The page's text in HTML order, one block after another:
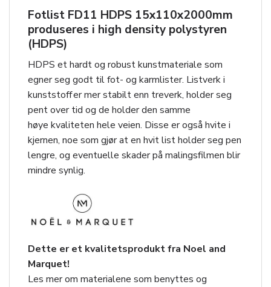
Fotlist FD11 HDPS 15x110x2000mm
produseres i high density polystyren
(HDPS)
HDPS et hardt og robust kunstmateriale som
egner seg godt til fot- og karmlister. Listverk i
kunststoff er mer stabilt enn treverk, holder seg
pent over tid og de holder den samme
høye kvaliteten hele veien. Disse er også hvite i
kjernen, noe som gjør at en hvit list holder seg pen
lengre, og eventuelle skader på malingsfilmen blir
mindre synlig.
Dette er et kvalitetsprodukt fra Noel and
Marquet!
Les mer om materialene som benyttes og